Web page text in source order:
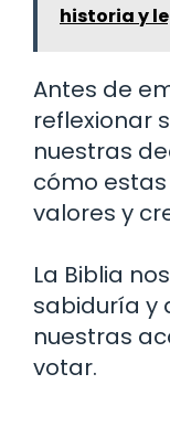
historia y
Antes de
reflexionar
nuestras
cómo
valores y
La Biblia
sabiduría y
nuestras
votar.